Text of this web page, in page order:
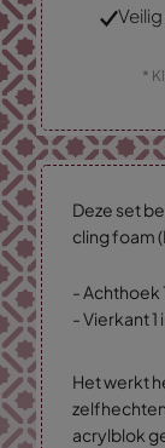
*
Deze set
cling foam
- Achthoek
- Vierkant 1
Het werkt
acrylblok